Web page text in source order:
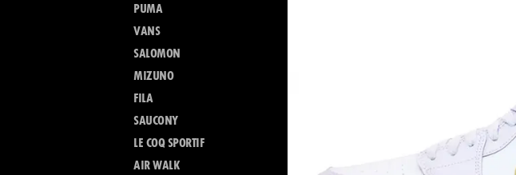
PUMA
VANS
SALOMON
MIZUNO
FILA
SAUCONY
LE COQ SPORTIF
AIR WALK